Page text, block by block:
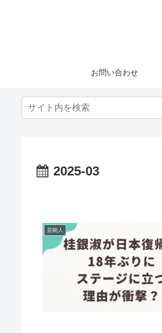
お問い合わせ
2025-03
芸能人